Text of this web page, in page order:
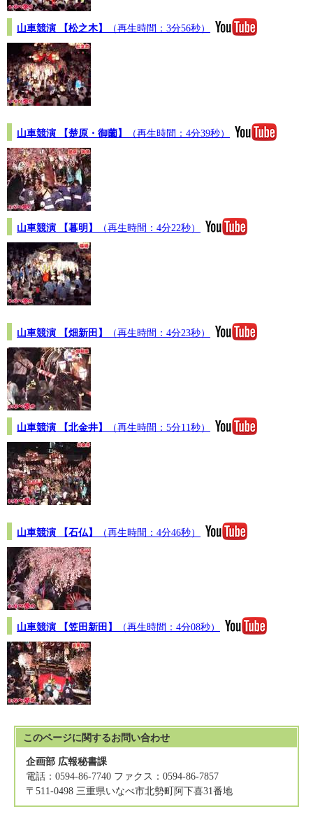
山車競演 【松之木】 （再生時間：3分56秒）
山車競演 【楚原・御薗】 （再生時間：4分39秒）
山車競演 【暮明】 （再生時間：4分22秒）
山車競演 【畑新田】 （再生時間：4分23秒）
山車競演 【北金井】 （再生時間：5分11秒）
山車競演 【石仏】 （再生時間：4分46秒）
山車競演 【笠田新田】 （再生時間：4分08秒）
このページに関するお問い合わせ
企画部 広報秘書課
電話：0594-86-7740 ファクス：0594-86-7857
〒511-0498 三重県いなべ市北勢町阿下喜31番地